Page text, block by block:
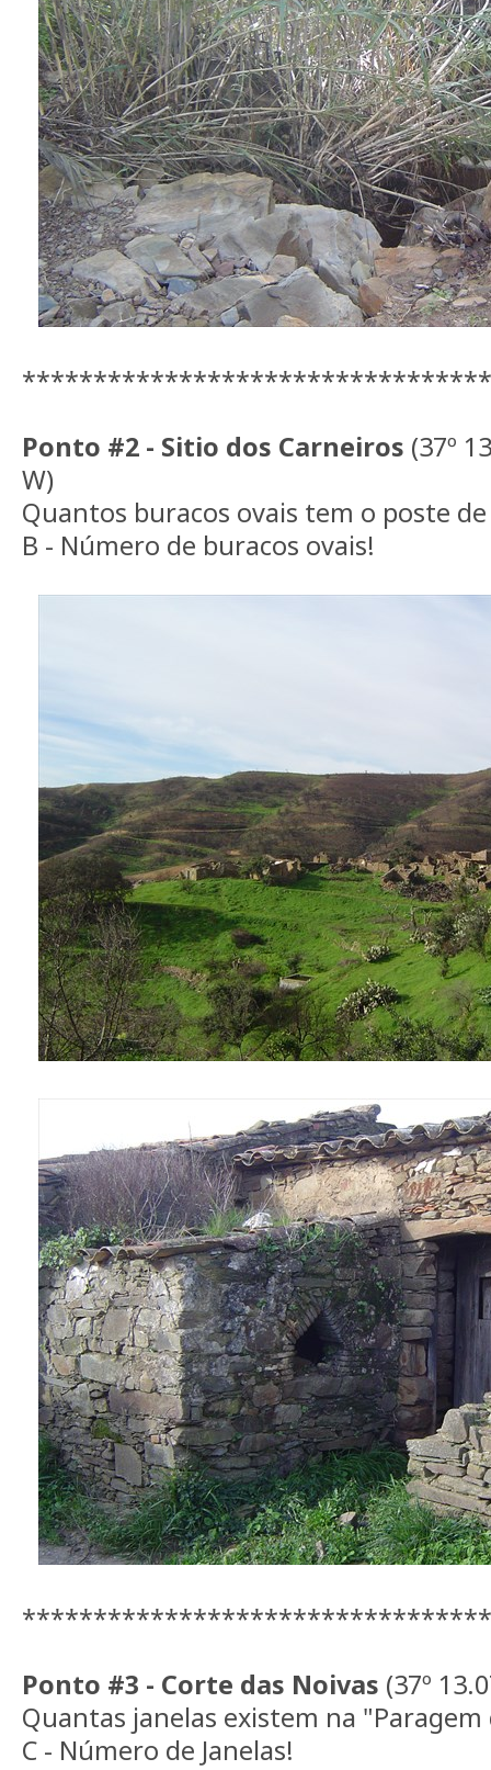
Ponto #2 - Sitio dos Carneiros (37º
W)
Quantos buracos ovais tem o poste
B - Número de buracos ovais!
Ponto #3 - Corte das Noivas (37º
Quantas janelas existem na
C - Número de Janelas!